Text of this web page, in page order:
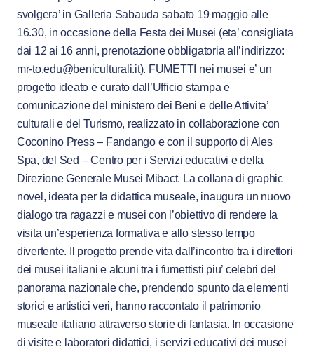
svolgera’ in Galleria Sabauda sabato 19 maggio alle
16.30, in occasione della Festa dei Musei (eta’ consigliata
dai 12 ai 16 anni, prenotazione obbligatoria all’indirizzo:
mr-to.edu@beniculturali.it). FUMETTI nei musei e’ un
progetto ideato e curato dall’Ufficio stampa e
comunicazione del ministero dei Beni e delle Attivita’
culturali e del Turismo, realizzato in collaborazione con
Coconino Press – Fandango e con il supporto di Ales
Spa, del Sed – Centro per i Servizi educativi e della
Direzione Generale Musei Mibact. La collana di graphic
novel, ideata per la didattica museale, inaugura un nuovo
dialogo tra ragazzi e musei con l’obiettivo di rendere la
visita un’esperienza formativa e allo stesso tempo
divertente. Il progetto prende vita dall’incontro tra i direttori
dei musei italiani e alcuni tra i fumettisti piu’ celebri del
panorama nazionale che, prendendo spunto da elementi
storici e artistici veri, hanno raccontato il patrimonio
museale italiano attraverso storie di fantasia. In occasione
di visite e laboratori didattici, i servizi educativi dei musei